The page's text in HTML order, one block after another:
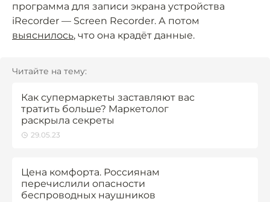
программа для записи экрана устройства
iRecorder — Screen Recorder. А потом
выяснилось, что она крадёт данные.
Читайте на тему:
Как супермаркеты заставляют вас
тратить больше? Маркетолог
раскрыла секреты
29.05.23
Цена комфорта. Россиянам
перечислили опасности
беспроводных наушников